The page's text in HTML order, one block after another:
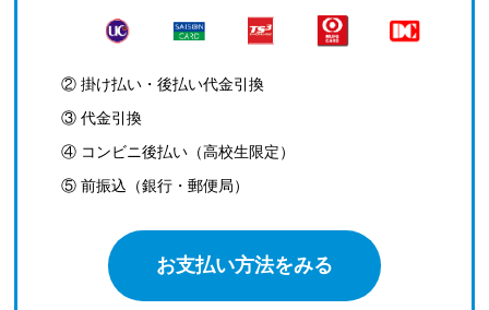
② 掛け払い・後払い代金引換
③ 代金引換
④ コンビニ後払い（高校生限定）
⑤ 前振込（銀行・郵便局）
お支払い方法をみる